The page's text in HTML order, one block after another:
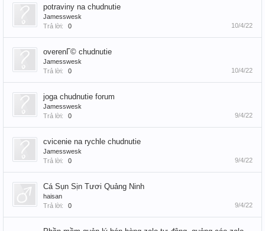
potraviny na chudnutie
Jamesswesk
Trả lời:
0 10/4/22
overenГ© chudnutie
Jamesswesk
Trả lời:
0 10/4/22
joga chudnutie forum
Jamesswesk
Trả lời:
0 9/4/22
cvicenie na rychle chudnutie
Jamesswesk
Trả lời:
0 9/4/22
Cá Sụn Sịn Tươi Quảng Ninh
haisan
Trả lời:
0 9/4/22